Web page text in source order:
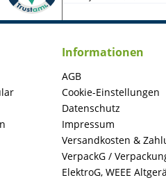
Informationen
AGB
Cookie-Einstellungen
Datenschutz
Impressum
Versandkosten &
VerpackG /
ElektroG, WEEE